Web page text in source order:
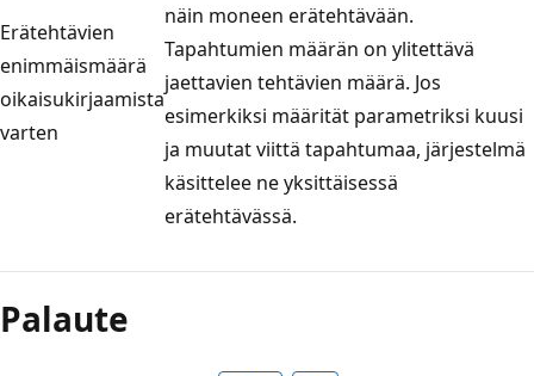
Erätehtävien
enimmäismäärä
oikaisukirjaamista
varten
näin moneen erätehtävään.
Tapahtumien määrän on ylitettävä
jaettavien tehtävien määrä. Jos
esimerkiksi määrität parametriksi kuusi
ja muutat viittä tapahtumaa, järjestelmä
käsittelee ne yksittäisessä
erätehtävässä.
Palaute